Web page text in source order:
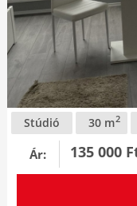
Stúdió 30 m2
Ár: 135 000